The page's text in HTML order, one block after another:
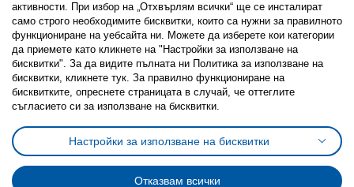
FacebookTwitterYoutubePinterestInstagram
Политика за използване на бисквитки (Cookies)
Избор на настройки за използване на бисквитки
Условия за ползване на ikea.bgОбща политика за личните данни
Политика за защита на личните данни на ikea.bg
Общи условия на програма IKEA Family
активности. При избор на „Отхвърлям всички“ ще се инсталират
само строго необходимитe бисквитки, които са нужни за правилното
функциониране на уебсайта ни. Можете да изберете кои категории
да приемете като кликнете на "Настройки за използване на
бисквитки". За да видите пълната ни Политика за използване на
бисквитки, кликнете тук. За правилно функциониране на
бисквитките, опреснете страницата в случай, че оттеглите
съгласието си за използване на бисквитки.
Настройки за използване на бисквитки
Отказвам всички